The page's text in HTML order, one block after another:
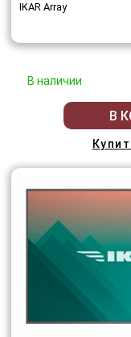
IKAR Array
В наличии
В